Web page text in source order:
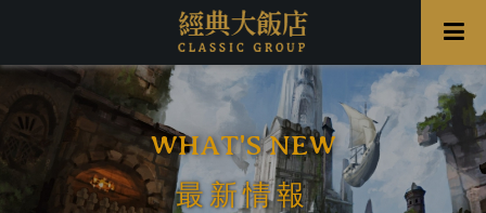
WHAT'S NEW
最新情報